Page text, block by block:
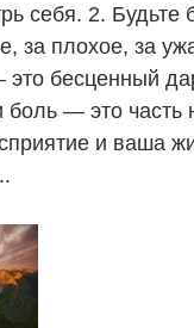
себя. 2. Будьте
за плохое, за
бесценный
боль — это часть
и ваша